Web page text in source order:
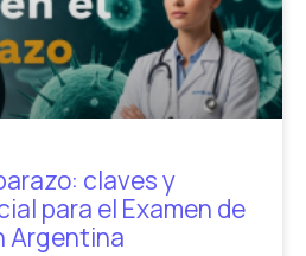
claves y
para el Examen de
Argentina